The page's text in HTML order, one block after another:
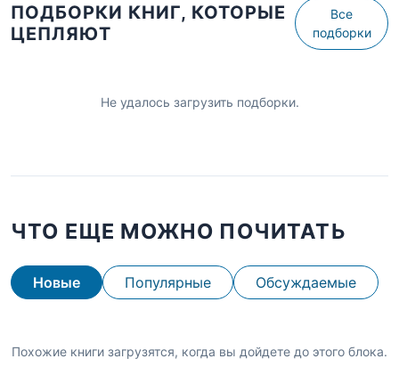
ПОДБОРКИ КНИГ, КОТОРЫЕ
ЦЕПЛЯЮТ
Все
подборки
Не удалось загрузить подборки.
ЧТО ЕЩЕ МОЖНО ПОЧИТАТЬ
Новые Популярные Обсуждаемые
Похожие книги загрузятся, когда вы дойдете до этого блока.